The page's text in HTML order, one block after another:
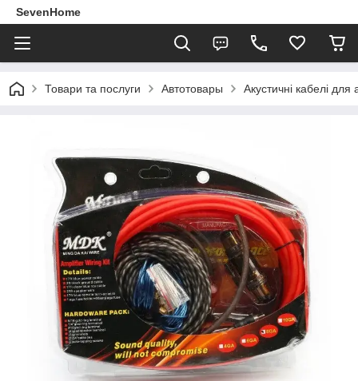
SevenHome
Товари та послуги Автотовары Акустичні кабелі